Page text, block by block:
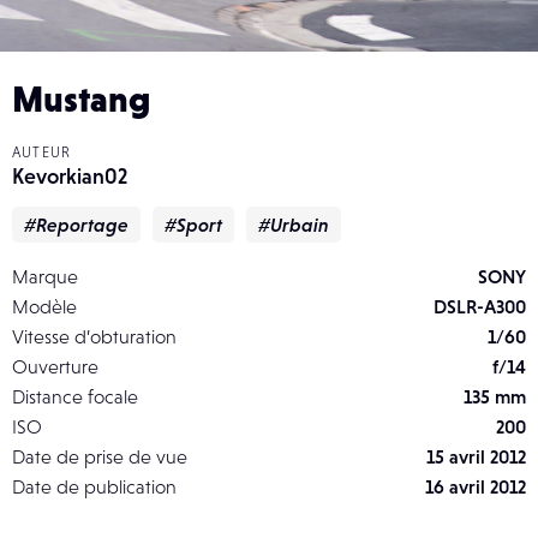
Mustang
AUTEUR
Kevorkian02
#Reportage #Sport #Urbain
Marque
SONY
Modèle
DSLR-A300
Vitesse d’obturation
1/60
Ouverture
f/14
Distance focale
135 mm
ISO
200
Date de prise de vue
15 avril 2012
Date de publication
16 avril 2012